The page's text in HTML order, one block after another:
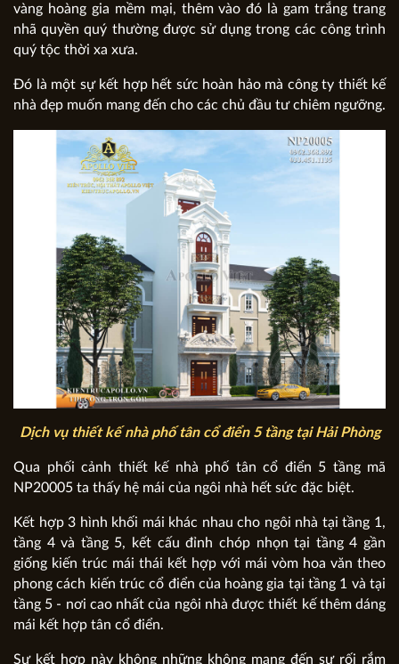
vàng hoàng gia mềm mại, thêm vào đó là gam trắng trang
nhã quyền quý thường được sử dụng trong các công trình
quý tộc thời xa xưa.
Đó là một sự kết hợp hết sức hoàn hảo mà công ty thiết kế
nhà đẹp muốn mang đến cho các chủ đầu tư chiêm ngưỡng.
Dịch vụ thiết kế nhà phố tân cổ điển 5 tầng tại Hải Phòng
Qua phối cảnh thiết kế nhà phố tân cổ điển 5 tầng mã
NP20005 ta thấy hệ mái của ngôi nhà hết sức đặc biệt.
Kết hợp 3 hình khối mái khác nhau cho ngôi nhà tại tầng 1,
tầng 4 và tầng 5, kết cấu đỉnh chóp nhọn tại tầng 4 gần
giống kiến trúc mái thái kết hợp với mái vòm hoa văn theo
phong cách kiến trúc cổ điển của hoàng gia tại tầng 1 và tại
tầng 5 - nơi cao nhất của ngôi nhà được thiết kế thêm dáng
mái kết hợp tân cổ điển.
Sự kết hợp này không những không mang đến sự rối rắm